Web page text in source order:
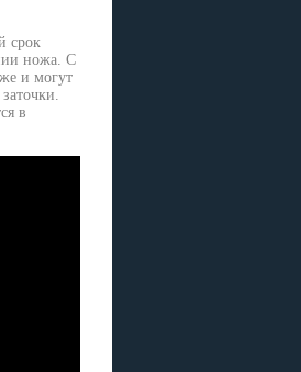
срок
ножа. С
и могут
в